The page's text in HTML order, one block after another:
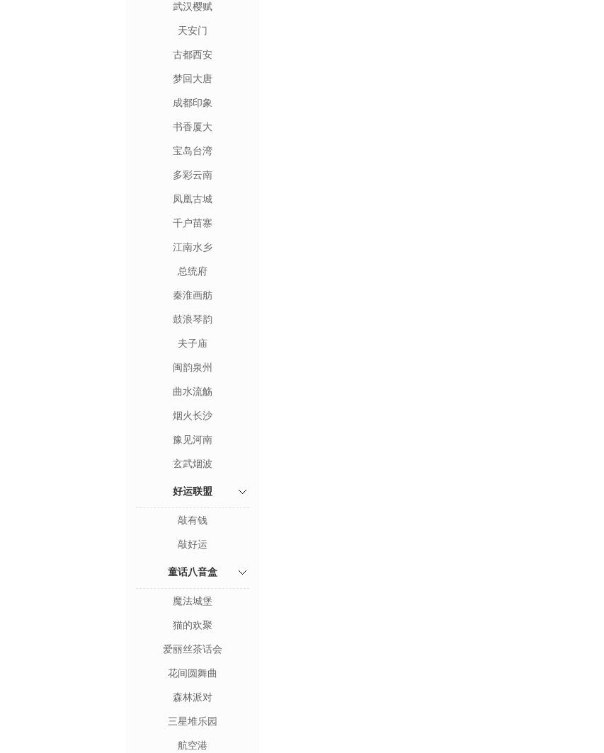
武汉樱赋
天安门
古都西安
梦回大唐
成都印象
书香厦大
宝岛台湾
多彩云南
凤凰古城
千户苗寨
江南水乡
总统府
秦淮画舫
鼓浪琴韵
夫子庙
闽韵泉州
曲水流觞
烟火长沙
豫见河南
玄武烟波
好运联盟
敲有钱
敲好运
童话八音盒
魔法城堡
猫的欢聚
爱丽丝茶话会
花间圆舞曲
森林派对
三星堆乐园
航空港